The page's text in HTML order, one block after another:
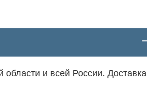
и всей России. Доставка